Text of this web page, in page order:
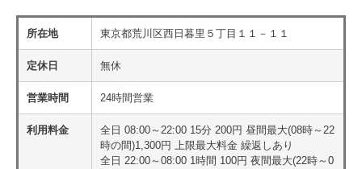
所在地 東京都荒川区西日暮里５丁目１１－１１
定休日 無休
営業時間 24時間営業
利用料金
全日 08:00～22:00 15分 200円 昼間最大(08時～22
時の間)1,300円 上限最大料金 繰返しあり
全日 22:00～08:00 1時間 100円 夜間最大(22時～0